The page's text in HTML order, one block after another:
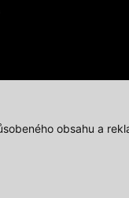
obsahu a